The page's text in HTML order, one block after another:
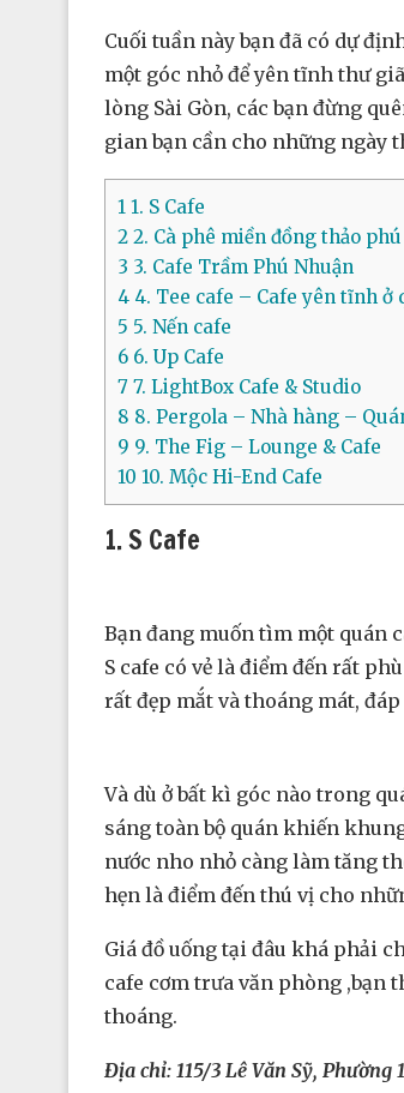
Cuối tuần này bạn đã có dự
một góc nhỏ để yên tĩnh thư
lòng Sài Gòn, các bạn đừng
gian bạn cần cho những ngày
1 1. S Cafe
2 2. Cà phê miền đồng thảo
3 3. Cafe Trầm Phú Nhuận
4 4. Tee cafe – Cafe yên tĩnh ở
5 5. Nến cafe
6 6. Up Cafe
7 7. LightBox Cafe & Studio
8 8. Pergola – Nhà hàng –
9 9. The Fig – Lounge & Cafe
10 10. Mộc Hi-End Cafe
1. S Cafe
Bạn đang muốn tìm một quán
S cafe có vẻ là điểm đến rất
rất đẹp mắt và thoáng mát,
Và dù ở bất kì góc nào trong
sáng toàn bộ quán khiến
nước nho nhỏ càng làm tăng
hẹn là điểm đến thú vị cho
Giá đồ uống tại đâu khá phải
cafe cơm trưa văn phòng ,bạn
thoáng.
Địa chỉ: 115/3 Lê Văn Sỹ,